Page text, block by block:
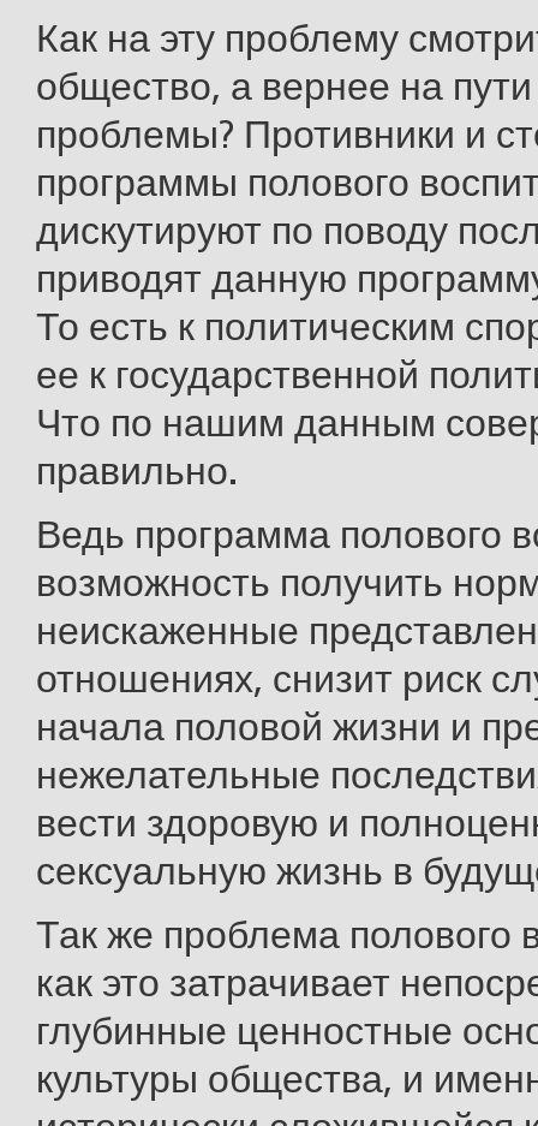
Как на эту проблему
общество, а вернее на
проблемы? Противники и
программы полового
дискутируют по поводу
приводят данную
То есть к политическим
ее к государственной
Что по нашим данным
правильно.
Ведь программа полового
возможность получить
неискаженные
отношениях, снизит риск
начала половой жизни и
нежелательные
вести здоровую и
сексуальную жизнь в
Так же проблема полового
как это затрачивает
глубинные ценностные
культуры общества, и